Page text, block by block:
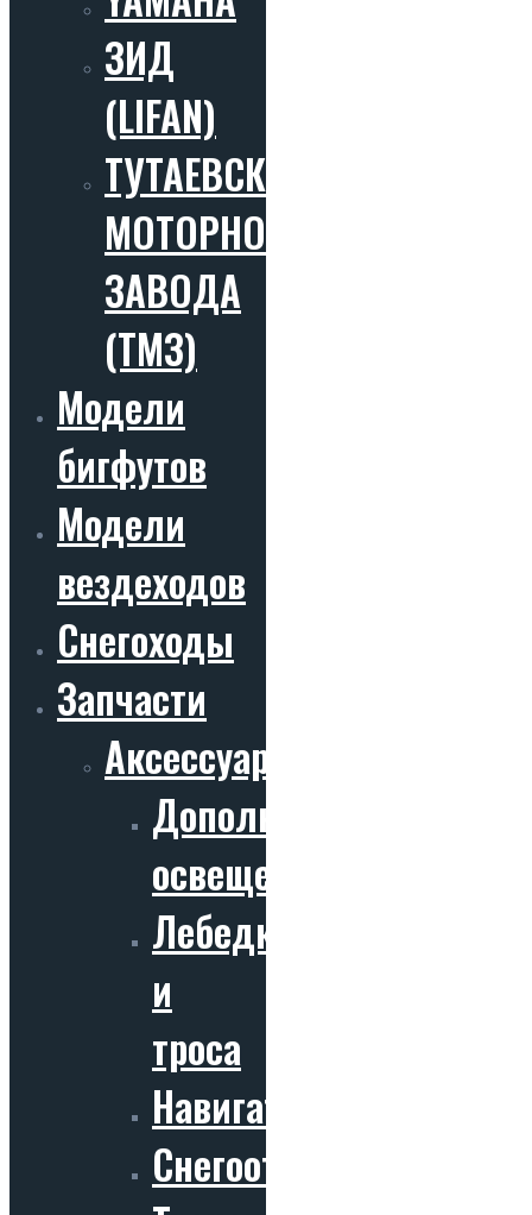
ЗИД
(LIFAN)
ТУТАЕВСКОГО
МОТОРНОГО
ЗАВОДА
(ТМЗ)
Модели
бигфутов
Модели
вездеходов
Снегоходы
Запчасти
Аксессуары
Дополнительное
освещение
Лебедки
и
троса
Навигаторы
Снегоотвалы